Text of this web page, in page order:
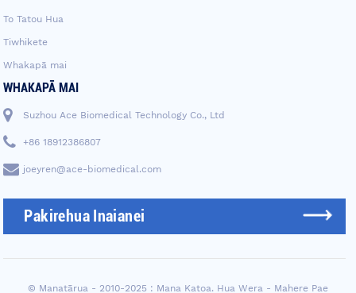
To Tatou Hua
Tiwhikete
Whakapā mai
WHAKAPĀ MAI
Suzhou Ace Biomedical Technology Co., Ltd
+86 18912386807
joeyren@ace-biomedical.com
Pakirehua Inaianei
© Manatārua - 2010-2025 : Mana Katoa. Hua Wera - Mahere Pae